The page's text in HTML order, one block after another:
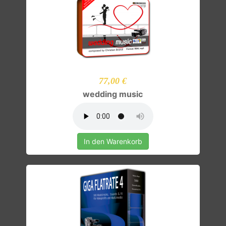
77,00 €
wedding music
In den Warenkorb